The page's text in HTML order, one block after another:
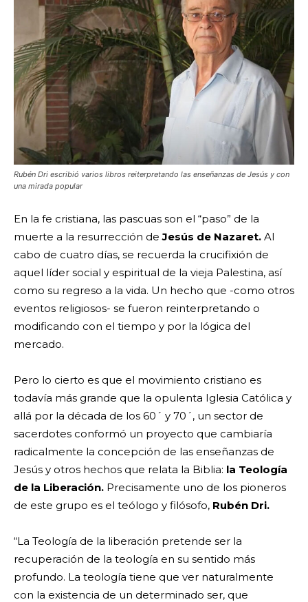
Rubén Dri escribió varios libros reiterpretando las enseñanzas de Jesús y con
una mirada popular
En la fe cristiana, las pascuas son el “paso” de la
muerte a la resurrección deJesús de Nazaret. Al
cabo de cuatro días, se recuerda la crucifixión de
aquel líder social y espiritual de la vieja Palestina, así
como su regreso a la vida. Un hecho que -como otros
eventos religiosos- se fueron reinterpretando o
modificando con el tiempo y por la lógica del
mercado.
Pero lo cierto es que el movimiento cristiano es
todavía más grande que la opulenta Iglesia Católica y
allá por la década de los 60´ y 70´, un sector de
sacerdotes conformó un proyecto que cambiaría
radicalmente la concepción de las enseñanzas de
Jesús y otros hechos que relata la Biblia: la Teología
de la Liberación. Precisamente uno de los pioneros
de este grupo es el teólogo y filósofo, Rubén Dri.
“La Teología de la liberación pretende ser la
recuperación de la teología en su sentido más
profundo. La teología tiene que ver naturalmente
con la existencia de un determinado ser, que